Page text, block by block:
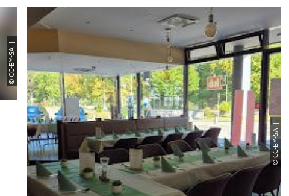
© CC-BY-SA |
© CC-BY-SA |